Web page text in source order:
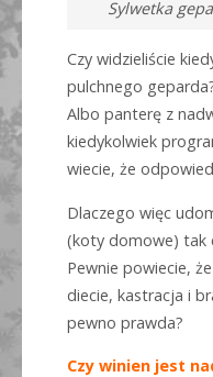
Sylwetka
Czy widzieliście
pulchnego
Albo panterę z
kiedykolwiek
wiecie, że
Dlaczego więc
(koty domowe) tak
Pewnie powiecie,
diecie, kastracja i
pewno prawda?
Czy winien jest